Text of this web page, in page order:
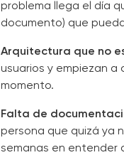
problema llega el día
documento) que
Arquitectura que no
usuarios y empiezan a
momento.
Falta de
persona que quizá ya
semanas en entender